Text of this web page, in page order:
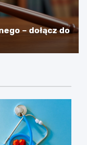
– dołącz do